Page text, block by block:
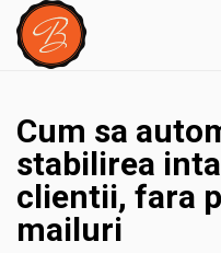
Cum sa
stabilirea
clientii, fara
mailuri